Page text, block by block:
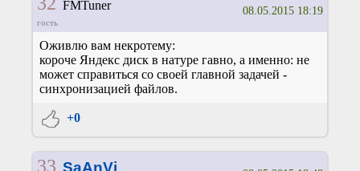
FMTuner
гость
08.05.2015 18:19
Оживлю вам некротему:
короче Яндекс диск в натуре гавно, а именно: не
может справиться со своей главной задачей -
синхронизацией файлов.
+0
33 SaAnVi